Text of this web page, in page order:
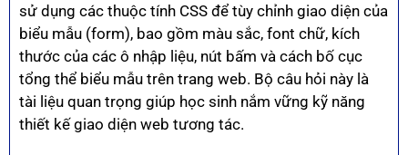
sử dụng các thuộc tính CSS để tùy chỉnh giao diện của
biểu mẫu (form), bao gồm màu sắc, font chữ, kích
thước của các ô nhập liệu, nút bấm và cách bố cục
tổng thể biểu mẫu trên trang web. Bộ câu hỏi này là
tài liệu quan trọng giúp học sinh nắm vững kỹ năng
thiết kế giao diện web tương tác.